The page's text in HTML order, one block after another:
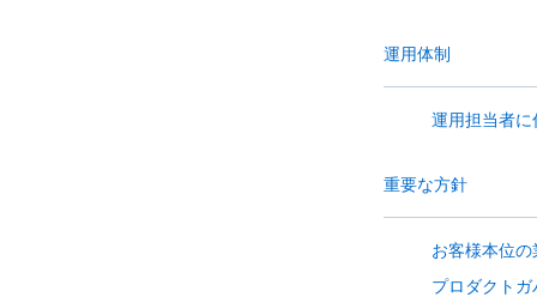
運用体制
運用担当者に
重要な方針
お客様本位
プロダクト